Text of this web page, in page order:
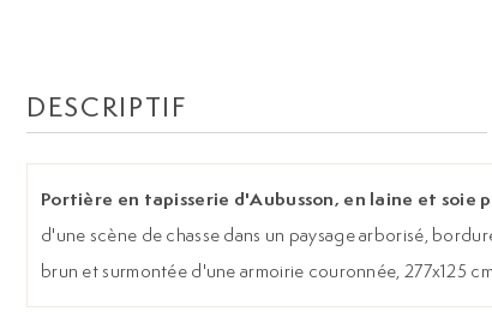
DESCRIPTIF
Portière en tapisserie d'Aubusson, en laine et soie
d'une scène de chasse dans un paysage arborisé,
brun et surmontée d'une armoirie couronnée, 277x125 cm